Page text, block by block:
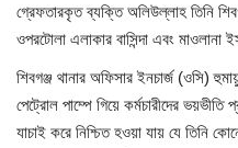
গোমস্তাপুর
ভোলাহাট
নওগাঁ
গ্রেফতারকৃত ব্যক্তি অলিউল্লাহ তিনি
ওপরটোলা এলাকার বাসিন্দা এবং মাওলানা
শিবগঞ্জ থানার অফিসার ইনচার্জ (ওসি)
পেট্রোল পাম্পে গিয়ে কর্মচারীদের ভয়ভীতি
যাচাই করে নিশ্চিত হওয়া যায় যে তিনি